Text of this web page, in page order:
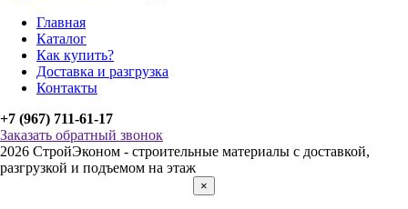
Главная
Каталог
Как купить?
Доставка и разгрузка
Контакты
+7 (967) 711-61-17
Заказать обратный звонок
2026 СтройЭконом - строительные материалы с доставкой,
разгрузкой и подъемом на этаж
×